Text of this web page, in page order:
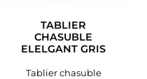
TABLIER
CHASUBLE
ELELGANT GRIS
Tablier chasuble